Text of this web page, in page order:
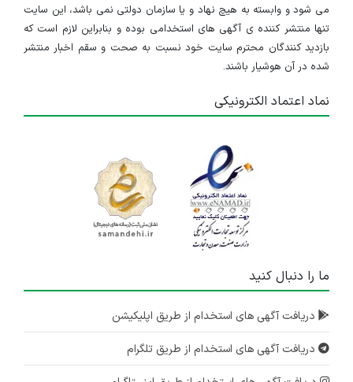
می شود و وابسته به هیچ نهاد و یا سازمان دولتی نمی باشد، این سایت
تنها منتشر کننده ی آگهی های استخدامی بوده و بنابراین لازم است که
بازدید کنندگان محترم سایت خود نسبت به صحت و سقم اخبار منتشر
شده در آن هوشیار باشند.
نماد اعتماد الکترونیکی
ما را دنبال کنید
دریافت آگهی های استخدام از طریق اپلیکیشن
دریافت آگهی های استخدام از طریق تلگرام